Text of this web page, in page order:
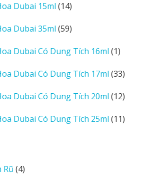
Dubai 15ml 1414
phẩm
Dubai 35ml 5959
phẩm
Dubai Có Dung Tích 16ml 11
phẩm
Dubai Có Dung Tích 17ml 3333
phẩm
Dubai Có Dung Tích 20ml 1212
phẩm
Dubai Có Dung Tích 25ml 1111
Rũ 44